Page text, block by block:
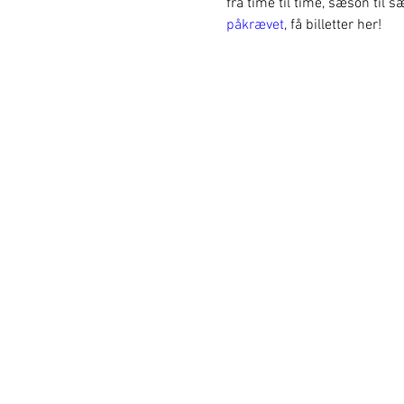
fra time til time, sæson til
påkrævet, få billetter her!